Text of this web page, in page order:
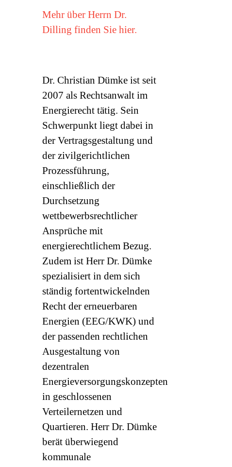
Mehr über Herrn Dr.
Dilling finden Sie hier.
Dr. Christian Dümke ist seit
2007 als Rechtsanwalt im
Energierecht tätig. Sein
Schwerpunkt liegt dabei in
der Vertragsgestaltung und
der zivilgerichtlichen
Prozessführung,
einschließlich der
Durchsetzung
wettbewerbsrechtlicher
Ansprüche mit
energierechtlichem Bezug.
Zudem ist Herr Dr. Dümke
spezialisiert in dem sich
ständig fortentwickelnden
Recht der erneuerbaren
Energien (EEG/KWK) und
der passenden rechtlichen
Ausgestaltung von
dezentralen
Energieversorgungskonzepten
in geschlossenen
Verteilernetzen und
Quartieren. Herr Dr. Dümke
berät überwiegend
kommunale